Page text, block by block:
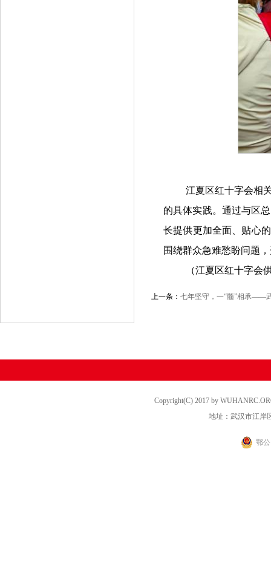
江夏区红十字会相
的具体实践。通过与区
长提供更加全面、贴心
围绕群众急难愁盼问题
（江夏区红十字会
上一条： 七年坚守，一“髓”相承——
Copyright(C) 2017 by
地址：武汉市江岸
鄂公